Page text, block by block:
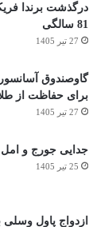
درگذشت برندا
81 سالگی
27 تیر 1405
گاوصندوق
برای حفاظت از
27 تیر 1405
جدایی جورج و
25 تیر 1405
ازدواج پاول وسلی